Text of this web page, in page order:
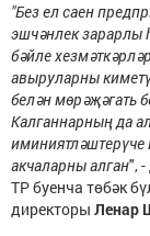
"Без ел саен
эшчәнлек зарарлы
бәйле
авыруларны
белән мөрәҗәгать
Калганнарның да
иминиятләштерүче
акчаларны алган",
ТР буенча төбәк
директоры Ленар